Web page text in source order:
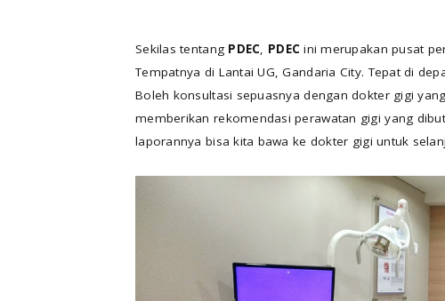
Sekilas tentang PDEC, PDEC ini merupakan pusat
Tempatnya di Lantai UG, Gandaria City. Tepat di
Boleh konsultasi sepuasnya dengan dokter gigi
memberikan rekomendasi perawatan gigi yang
laporannya bisa kita bawa ke dokter gigi untuk